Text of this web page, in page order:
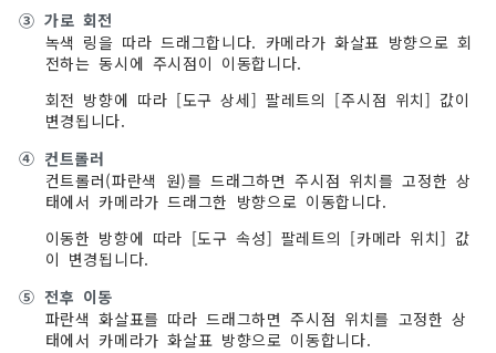
③ 가로 회전
녹색 링을 따라 드래그합니다. 카메라가 화살표 방향으로 회
전하는 동시에 주시점이 이동합니다.
회전 방향에 따라 [도구 상세] 팔레트의 [주시점 위치] 값이
변경됩니다.
④ 컨트롤러
컨트롤러(파란색 원)를 드래그하면 주시점 위치를 고정한 상
태에서 카메라가 드래그한 방향으로 이동합니다.
이동한 방향에 따라 [도구 속성] 팔레트의 [카메라 위치] 값
이 변경됩니다.
⑤ 전후 이동
파란색 화살표를 따라 드래그하면 주시점 위치를 고정한 상
태에서 카메라가 화살표 방향으로 이동합니다.